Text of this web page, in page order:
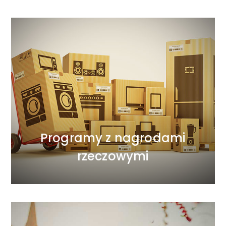
Programy z nagrodami
rzeczowymi
Programy z nagrodami
rzeczowymi
Każdy program aby był atrakcyjny dla uczestników
musi oferować nagrodę za włożony wysiłek stąd
każdy program lojalnościowy czy motywacyjny jest
związany z realizacją nagród.
WIĘCEJ